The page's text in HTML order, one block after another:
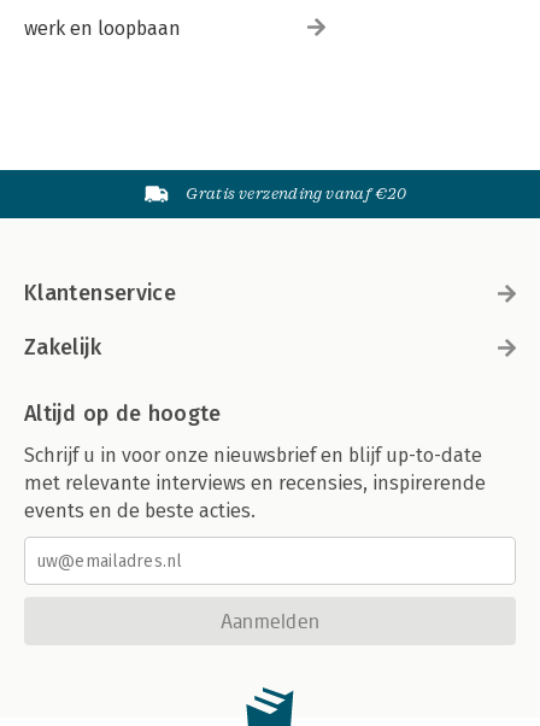
werk en loopbaan
Gratis verzending vanaf €20
Klantenservice
Zakelijk
Altijd op de hoogte
Schrijf u in voor onze nieuwsbrief en blijf up-to-date
met relevante interviews en recensies, inspirerende
events en de beste acties.
Aanmelden